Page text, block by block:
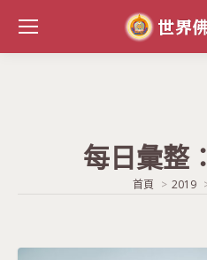
每日彙整：
當前位置:
首頁 2019